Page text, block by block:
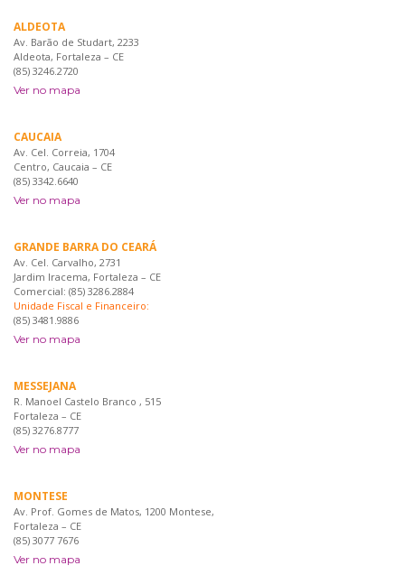
ALDEOTA
Av. Barão de Studart, 2233
Aldeota, Fortaleza – CE
(85) 3246.2720
Ver no mapa
CAUCAIA
Av. Cel. Correia, 1704
Centro, Caucaia – CE
(85) 3342.6640
Ver no mapa
GRANDE BARRA DO CEARÁ
Av. Cel. Carvalho, 2731
Jardim Iracema, Fortaleza – CE
Comercial: (85) 3286.2884
Unidade Fiscal e Financeiro:
(85) 3481.9886
Ver no mapa
MESSEJANA
R. Manoel Castelo Branco , 515
Fortaleza – CE
(85) 3276.8777
Ver no mapa
MONTESE
Av. Prof. Gomes de Matos, 1200 Montese,
Fortaleza – CE
(85) 3077 7676
Ver no mapa